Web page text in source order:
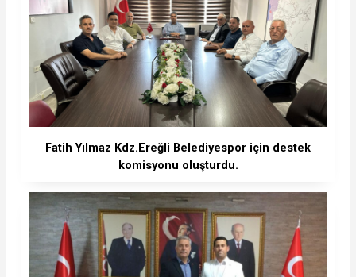
Fatih Yılmaz Kdz.Ereğli Belediyespor için destek
komisyonu oluşturdu.